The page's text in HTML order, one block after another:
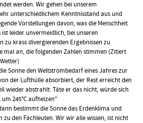
werden. Wir gehen bei unserem
unterschiedlichem Kenntnisstand aus und
Vorstellungen davon, was die Menschheit
ist leider unvermeidlich, bei unseren
zu krass divergierenden Ergebnissen zu
mal an, die folgenden Zahlen stimmen (Zitiert
Sonne den Weltstrombedarf eines Jahres zur
der Lufthülle absorbiert, der Rest erreicht den
wieder abstrahlt. Täte er das nicht, würde sich
245°C aufheizen"
bestimmt die Sonne das Erdenklima und
zu den Fachleuten. Wir wir alle wissen, ist nicht